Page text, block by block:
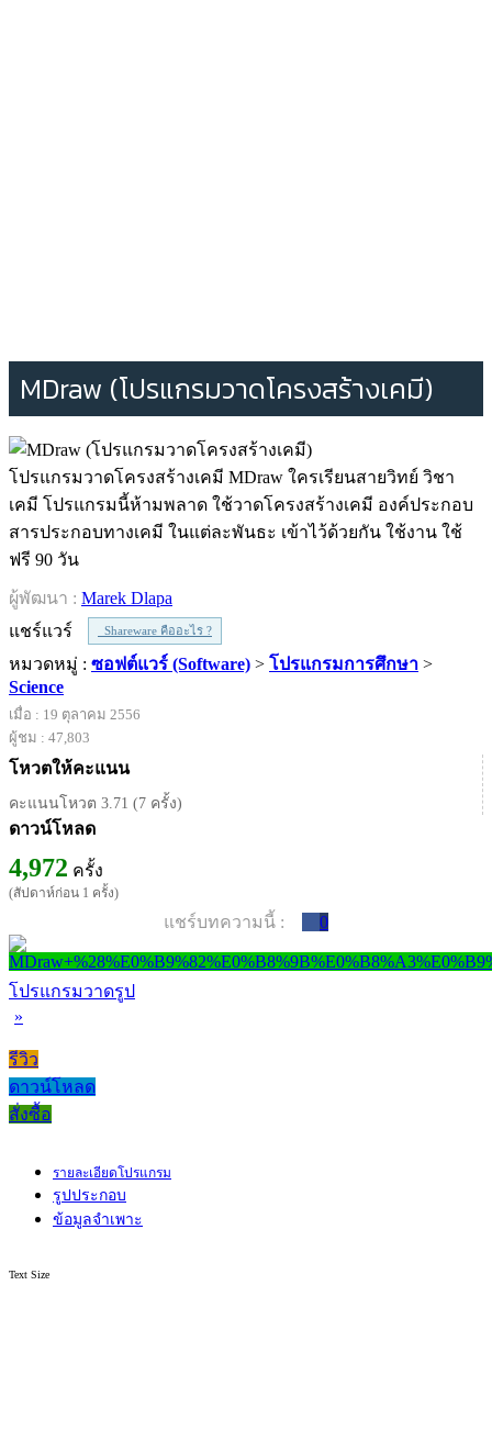
MDraw (โปรแกรมวาดโครงสร้างเคมี)
โปรแกรมวาดโครงสร้างเคมี MDraw ใครเรียนสายวิทย์ วิชา
เคมี โปรแกรมนี้ห้ามพลาด ใช้วาดโครงสร้างเคมี องค์ประกอบ
สารประกอบทางเคมี ในแต่ละพันธะ เข้าไว้ด้วยกัน ใช้งาน ใช้
ฟรี 90 วัน
ผู้พัฒนา : Marek Dlapa
แชร์แวร์
Shareware คืออะไร ?
หมวดหมู่ : ซอฟต์แวร์ (Software) > โปรแกรมการศึกษา >
Science
เมื่อ : 19 ตุลาคม 2556
ผู้ชม : 47,803
โหวตให้คะแนน
คะแนนโหวต 3.71 (7 ครั้ง)
ดาวน์โหลด
4,972 ครั้ง
(สัปดาห์ก่อน 1 ครั้ง)
แชร์บทความนี้ : 0
โปรแกรมวาดรูป
»
รีวิว
ดาวน์โหลด
สั่งซื้อ
รายละเอียดโปรแกรม
รูปประกอบ
ข้อมูลจำเพาะ
Text Size